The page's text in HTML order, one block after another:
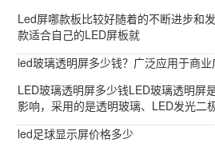
Led屏哪款板比较好随着的不断进步和
款适合自己的LED屏板就
led玻璃透明屏多少钱？广泛应用于商
LED玻璃透明屏多少钱LED玻璃透明屏
影响，采用的是透明玻璃、LED发光二
led足球显示屏价格多少